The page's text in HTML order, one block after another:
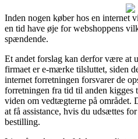
Inden nogen køber hos en internet
en tid have øje for webshoppens
spændende.
Et andet forslag kan derfor være at
firmaet er e-mærke tilsluttet, siden
internet forretningen forsvarer de
forretningen fra tid til anden kigges
viden om vedtægterne på området.
at få assistance, hvis du udsættes
bestilling.